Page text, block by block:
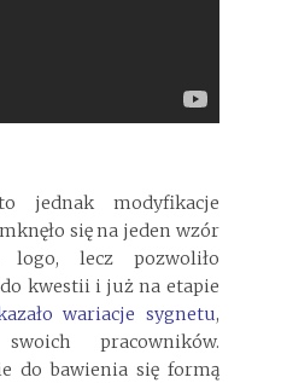
jednak modyfikacje
się na jeden wzór
lecz pozwoliło
kwestii i już na etapie
wariacje sygnetu,
pracowników.
do bawienia się formą